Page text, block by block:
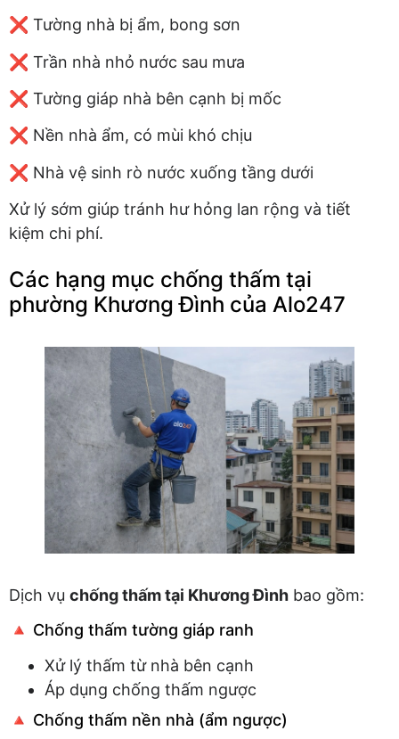
❌ Tường nhà bị ẩm, bong sơn
❌ Trần nhà nhỏ nước sau mưa
❌ Tường giáp nhà bên cạnh bị mốc
❌ Nền nhà ẩm, có mùi khó chịu
❌ Nhà vệ sinh rò nước xuống tầng dưới
Xử lý sớm giúp tránh hư hỏng lan rộng và tiết
kiệm chi phí.
Các hạng mục chống thấm tại
phường Khương Đình của Alo247
Dịch vụ chống thấm tại Khương Đình bao gồm:
🔺 Chống thấm tường giáp ranh
Xử lý thấm từ nhà bên cạnh
Áp dụng chống thấm ngược
🔺 Chống thấm nền nhà (ẩm ngược)